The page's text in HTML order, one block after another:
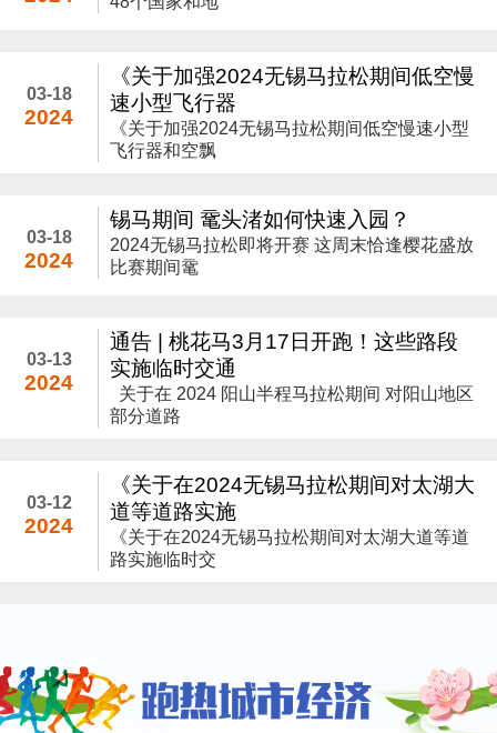
03-18
2024
《关于加强2024无锡马拉松期间低空慢
速小型飞行器
《关于加强2024无锡马拉松期间低空慢速小型
飞行器和空飘
03-18
2024
锡马期间 鼋头渚如何快速入园？
2024无锡马拉松即将开赛 这周末恰逢樱花盛放
比赛期间鼋
03-13
2024
通告 | 桃花马3月17日开跑！这些路段
实施临时交通
关于在 2024 阳山半程马拉松期间 对阳山地区
部分道路
03-12
2024
《关于在2024无锡马拉松期间对太湖大
道等道路实施
《关于在2024无锡马拉松期间对太湖大道等道
路实施临时交